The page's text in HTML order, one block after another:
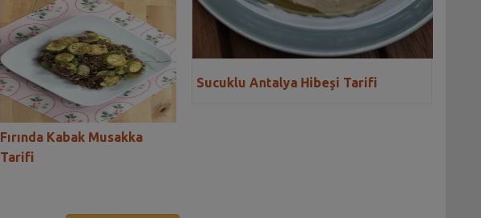
Fırında Kabak Musakka
Tarifi
Sucuklu Antalya Hibeşi Tarifi